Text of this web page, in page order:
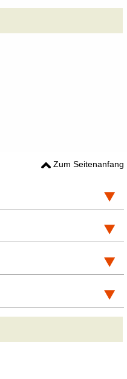
Zum Seitenanfang